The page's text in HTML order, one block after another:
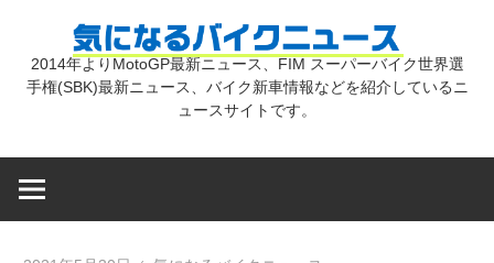
気
2014年よりMotoGP最新ニュース、FIM スーパーバイク世界選
手権(SBK)最新ニュース、バイク新車情報などを紹介しているニ
ュースサイトです。